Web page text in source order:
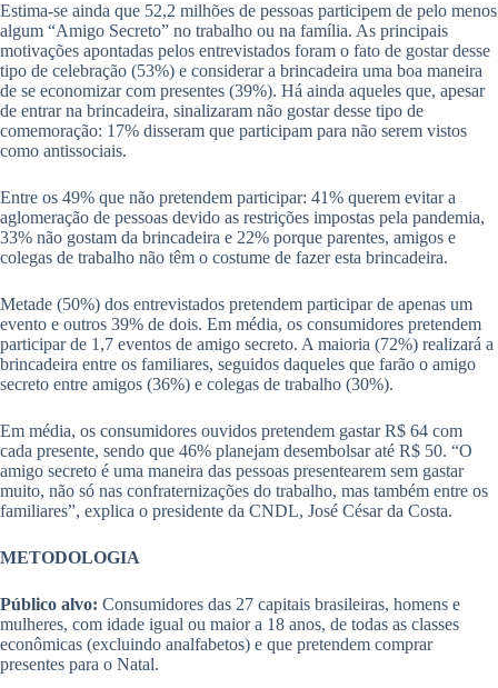
Estima-se ainda que 52,2 milhões de pessoas participem de pelo menos
algum “Amigo Secreto” no trabalho ou na família. As principais
motivações apontadas pelos entrevistados foram o fato de gostar desse
tipo de celebração (53%) e considerar a brincadeira uma boa maneira
de se economizar com presentes (39%). Há ainda aqueles que, apesar
de entrar na brincadeira, sinalizaram não gostar desse tipo de
comemoração: 17% disseram que participam para não serem vistos
como antissociais.
Entre os 49% que não pretendem participar: 41% querem evitar a
aglomeração de pessoas devido as restrições impostas pela pandemia,
33% não gostam da brincadeira e 22% porque parentes, amigos e
colegas de trabalho não têm o costume de fazer esta brincadeira.
Metade (50%) dos entrevistados pretendem participar de apenas um
evento e outros 39% de dois. Em média, os consumidores pretendem
participar de 1,7 eventos de amigo secreto. A maioria (72%) realizará a
brincadeira entre os familiares, seguidos daqueles que farão o amigo
secreto entre amigos (36%) e colegas de trabalho (30%).
Em média, os consumidores ouvidos pretendem gastar R$ 64 com
cada presente, sendo que 46% planejam desembolsar até R$ 50. “O
amigo secreto é uma maneira das pessoas presentearem sem gastar
muito, não só nas confraternizações do trabalho, mas também entre os
familiares”, explica o presidente da CNDL, José César da Costa.
METODOLOGIA
Público alvo: Consumidores das 27 capitais brasileiras, homens e
mulheres, com idade igual ou maior a 18 anos, de todas as classes
econômicas (excluindo analfabetos) e que pretendem comprar
presentes para o Natal.